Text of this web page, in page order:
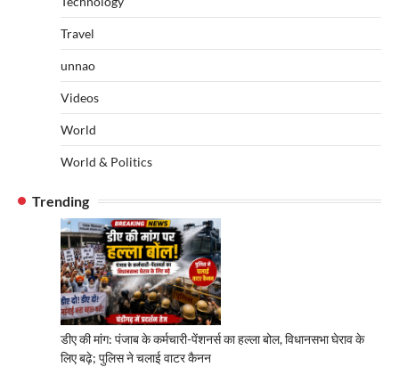
Travel
unnao
Videos
World
World & Politics
Trending
डीए की मांग: पंजाब के कर्मचारी-पेंशनर्स का हल्ला बोल, विधानसभा घेराव के
लिए बढ़े; पुलिस ने चलाई वाटर कैनन